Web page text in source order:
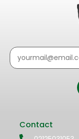
Contact